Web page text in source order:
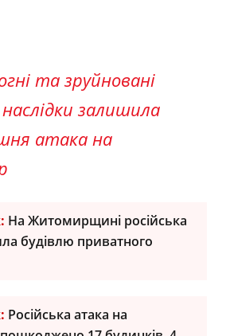
та зруйновані
наслідки залишила
атака на
На Житомирщині російська
будівлю приватного
Російська атака на